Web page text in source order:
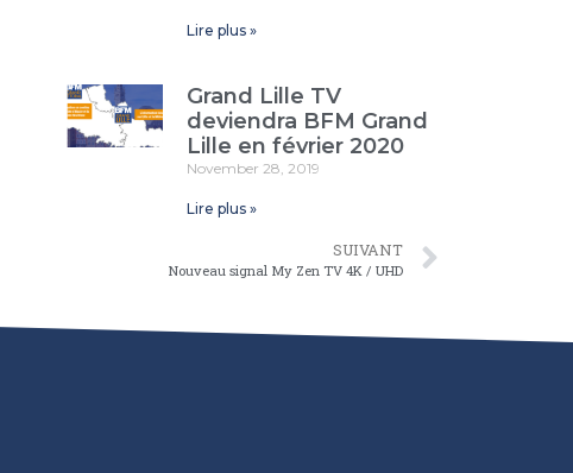
Lire plus »
Grand Lille TV
deviendra BFM Grand
Lille en février 2020
November 28, 2019
Lire plus »
SUIVANT
Nouveau signal My Zen TV 4K / UHD